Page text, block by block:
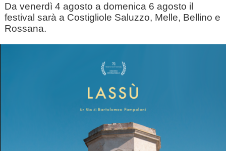
Da venerdì 4 agosto a domenica 6 agosto il
festival sarà a Costigliole Saluzzo, Melle, Bellino e
Rossana.